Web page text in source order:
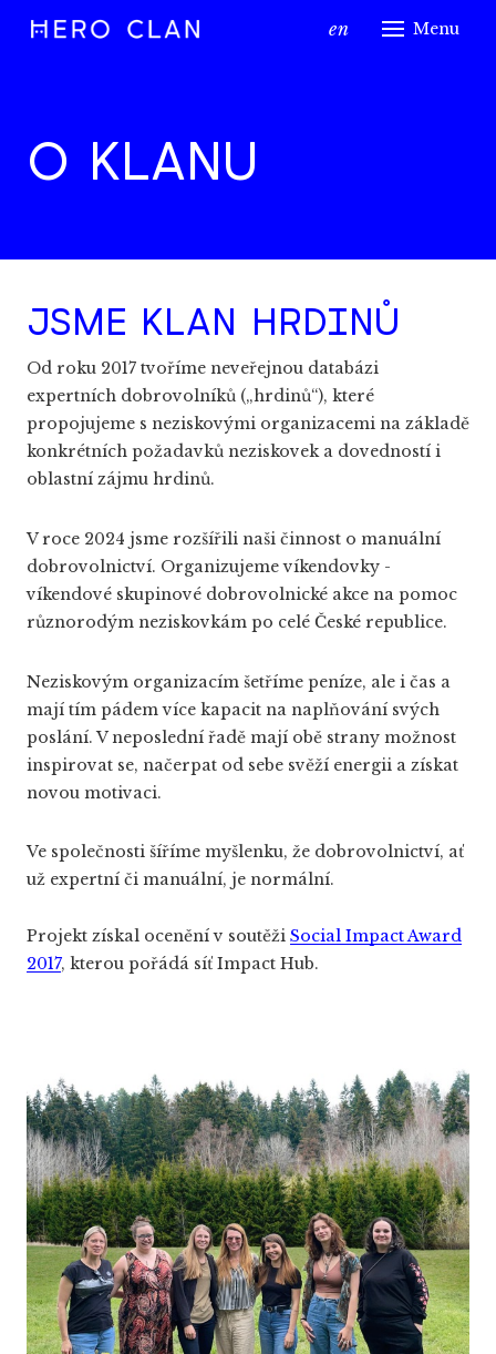
Menu
cs
en
O KLANU
JSME KLAN HRDINŮ
Od roku 2017 tvoříme neveřejnou databázi
expertních dobrovolníků („hrdinů“), které
propojujeme s neziskovými organizacemi na základě
konkrétních požadavků neziskovek a dovedností i
oblastní zájmu hrdinů.
V roce 2024 jsme rozšířili naši činnost o manuální
dobrovolnictví. Organizujeme víkendovky -
víkendové skupinové dobrovolnické akce na pomoc
různorodým neziskovkám po celé České republice.
Neziskovým organizacím šetříme peníze, ale i čas a
mají tím pádem více kapacit na naplňování svých
poslání. V neposlední řadě mají obě strany možnost
inspirovat se, načerpat od sebe svěží energii a získat
novou motivaci.
Ve společnosti šíříme myšlenku, že dobrovolnictví, ať
už expertní či manuální, je normální.
Projekt získal ocenění v soutěži Social Impact Award
2017, kterou pořádá síť Impact Hub.